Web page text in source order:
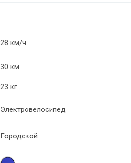
28 км/ч
30 км
23 кг
Электровелосипед
Городской